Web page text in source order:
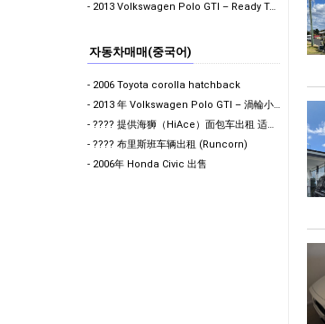
- 2013 Volkswagen Polo GTI – Ready To Drive Away
자동차매매(중국어)
- 2006 Toyota corolla hatchback
- 2013 年 Volkswagen Polo GTI – 渦輪小鋼炮
- ???? 提供海狮（HiAce）面包车出租 适合搬家 / 货物运输 / 工地作业使用 欢迎咨询
- ???? 布里斯班车辆出租 (Runcorn)
- 2006年 Honda Civic 出售